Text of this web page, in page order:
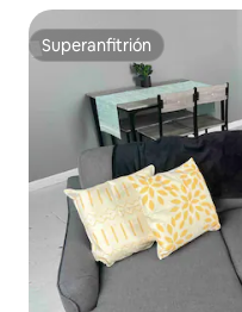
Superanfitrión
Superanfitrión